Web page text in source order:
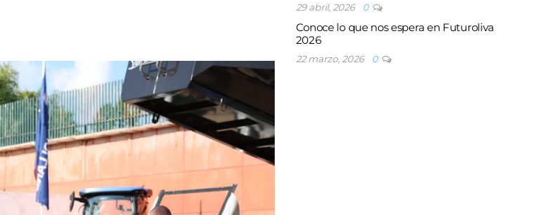
29 abril, 2026 0
Conoce lo que nos espera en Futuroliva
2026
22 marzo, 2026 0